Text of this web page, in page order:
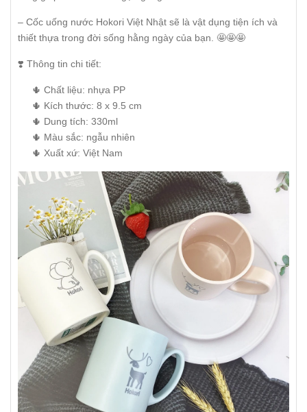
– Cốc uống nước Hokori Việt Nhật sẽ là vật dụng tiện ích và
thiết thựa trong đời sống hằng ngày của bạn. 🤩🤩🤩
❣️ Thông tin chi tiết:
🌵 Chất liệu: nhựa PP
🌵 Kích thước: 8 x 9.5 cm
🌵 Dung tích: 330ml
🌵 Màu sắc: ngẫu nhiên
🌵 Xuất xứ: Việt Nam